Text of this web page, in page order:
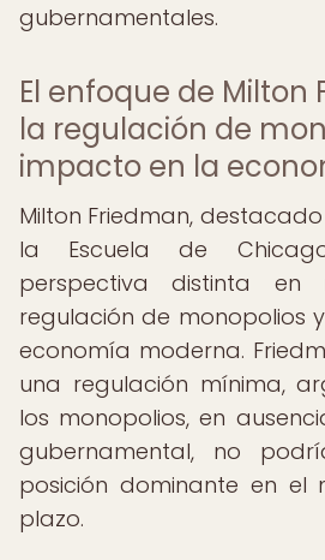
gubernamentales.
El enfoque de Milton
la regulación de
impacto en la
Milton Friedman,
la Escuela de
perspectiva distinta
regulación de monopolios
economía moderna.
una regulación mínima,
los monopolios, en
gubernamental, no
posición dominante en
plazo.